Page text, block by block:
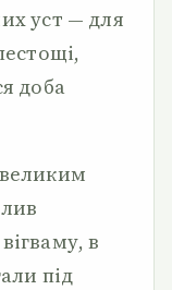
уст — для
доба
в
під